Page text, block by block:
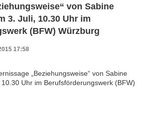
von Sabine
3. Juli, 10.30 Uhr im
(BFW) Würzburg
17:58